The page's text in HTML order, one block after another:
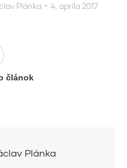
Plánka 4. apríla 2017
článok
Plánka